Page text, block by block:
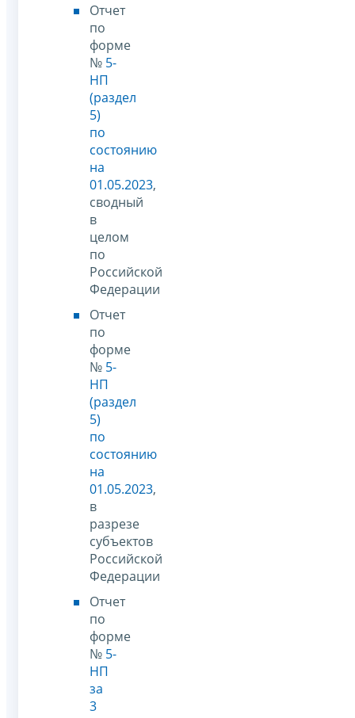
Отчет
по
форме
№ 5-
НП
(раздел
5)
по
состоянию
на
01.05.2023,
сводный
в
целом
по
Российской
Федерации
Отчет
по
форме
№ 5-
НП
(раздел
5)
по
состоянию
на
01.05.2023,
в
разрезе
субъектов
Российской
Федерации
Отчет
по
форме
№ 5-
НП
за
3